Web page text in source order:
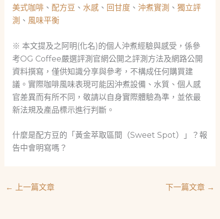
美式咖啡、 配方豆 、 水感、 回甘度、 沖煮實測 、 獨立評
測 、 風味平衡
※ 本文提及之阿明(化名)的個人沖煮經驗與感受，係參
考OG Coffee嚴選評測官網公開之評測方法及網路公開
資料撰寫，僅供知識分享與參考，不構成任何購買建
議。實際咖啡風味表現可能因沖煮設備、水質、個人感
官差異而有所不同，敬請以自身實際體驗為準，並依最
新法規及產品標示進行判斷。
什麼是配方豆的「黃金萃取區間（Sweet Spot）」？報
告中會明寫嗎？
← 上一篇文章 下一篇文章 →